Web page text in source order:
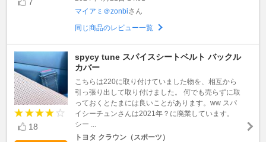
マイアミ＠zonbiさん
同じ商品のレビュー一覧
18
spycy tune スパイスシートベルト バックル
カバー
こちらは220に取り付けていました物を、相互から
引っ張り出して取り付けました。 何でも売らずに取
っておくとたまには良いことがあります。ww スパ
イシーチュンさんは2021年？に廃業しています。
シー ...
トヨタ クラウン（スポーツ）